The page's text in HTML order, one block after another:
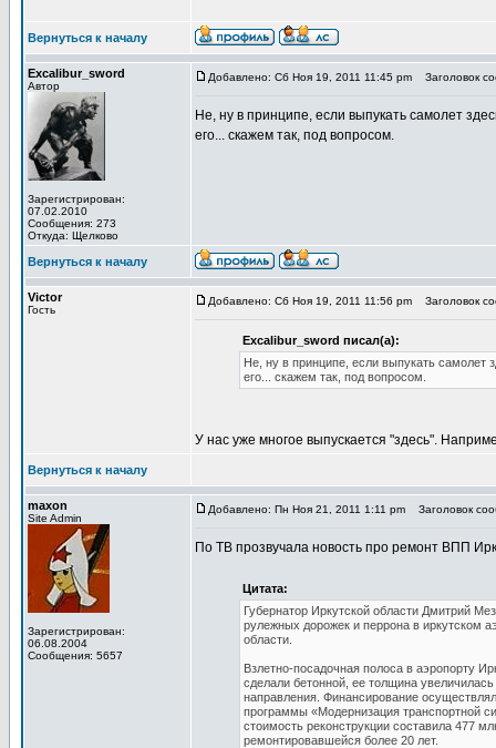
Вернуться к началу
Excalibur_sword
Автор
Зарегистрирован:
07.02.2010
Сообщения: 273
Откуда: Щелково
Добавлено: Сб Ноя 19, 2011 11:45 pm Заголовок
Не, ну в принципе, если выпукать самолет
его... скажем так, под вопросом.
Вернуться к началу
Victor
Гость
Добавлено: Сб Ноя 19, 2011 11:56 pm Заголовок
Excalibur_sword писал(а):
Не, ну в принципе, если выпукать самолет
его... скажем так, под вопросом.
У нас уже многое выпускается "здесь".
Вернуться к началу
maxon
Site Admin
Зарегистрирован:
06.08.2004
Сообщения: 5657
Добавлено: Пн Ноя 21, 2011 1:11 pm Заголовок
По ТВ прозвучала новость про ремонт ВПП
Цитата:
Губернатор Иркутской области Дмитрий
рулежных дорожек и перрона в иркутском
области.
Взлетно-посадочная полоса в аэропорту
сделали бетонной, ее толщина
направления. Финансирование
программы «Модернизация транспортной
стоимость реконструкции составила 477
ремонтировавшейся более 20 лет.